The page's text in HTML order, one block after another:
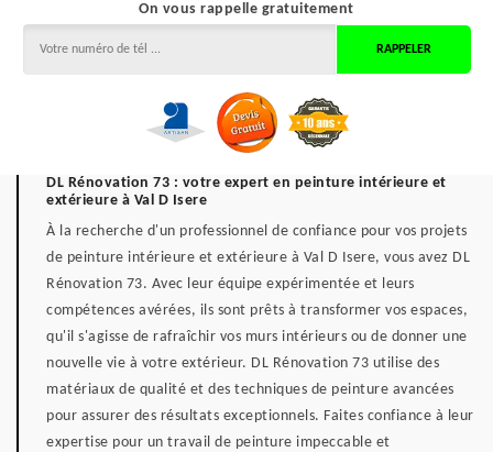
On vous rappelle gratuitement
DL Rénovation 73 : votre expert en peinture intérieure et
extérieure à Val D Isere
À la recherche d'un professionnel de confiance pour vos projets
de peinture intérieure et extérieure à Val D Isere, vous avez DL
Rénovation 73. Avec leur équipe expérimentée et leurs
compétences avérées, ils sont prêts à transformer vos espaces,
qu'il s'agisse de rafraîchir vos murs intérieurs ou de donner une
nouvelle vie à votre extérieur. DL Rénovation 73 utilise des
matériaux de qualité et des techniques de peinture avancées
pour assurer des résultats exceptionnels. Faites confiance à leur
expertise pour un travail de peinture impeccable et